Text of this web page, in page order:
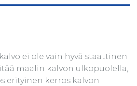
ei ole vain hyvä staattinen
maalin kalvon ulkopuolella,
erityinen kerros kalvon